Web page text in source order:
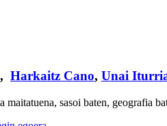
, Harkaitz Cano, Unai
maitatuena, sasoi baten, geografia